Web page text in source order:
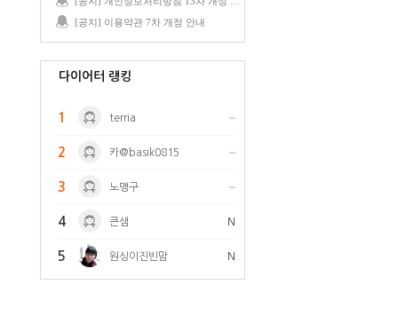
[공지] 이용약관 7차 개정 안내
다이어터 랭킹
1 terria
2 카@basik0815
3 노맹구
4 큰샘 N
5 원싱이진빈맘 N